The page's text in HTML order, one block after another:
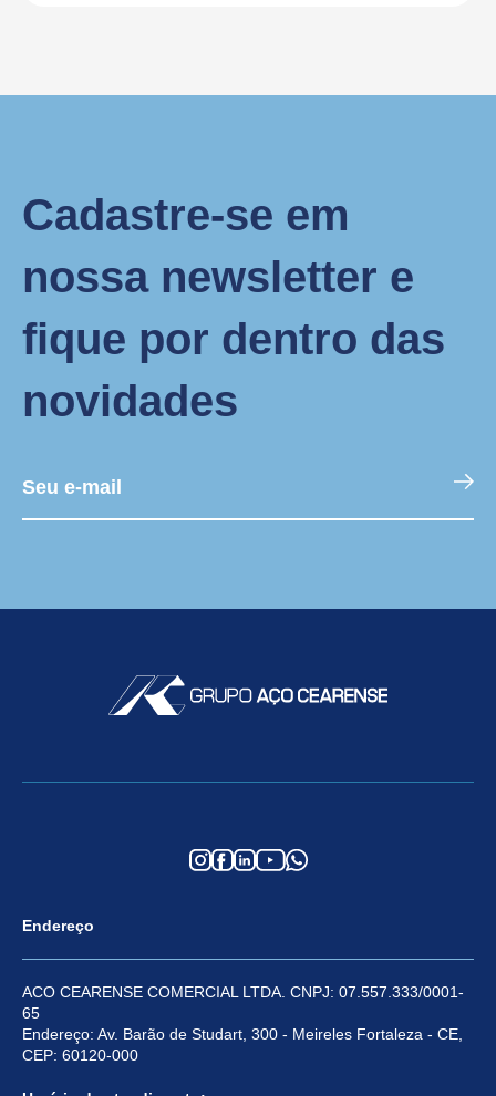
Cadastre-se em
nossa newsletter e
fique por dentro das
novidades
Endereço
ACO CEARENSE COMERCIAL LTDA. CNPJ: 07.557.333/0001-
65
Endereço: Av. Barão de Studart, 300 - Meireles Fortaleza - CE,
CEP: 60120-000